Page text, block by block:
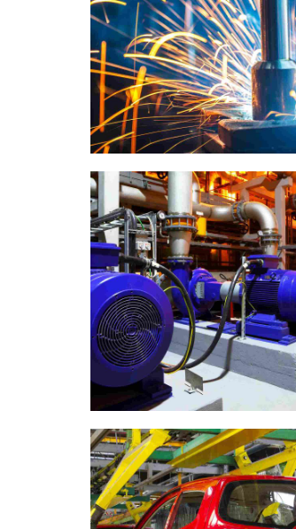
laboratory materials
Capetown showcase
laboratory materials
Moscow life